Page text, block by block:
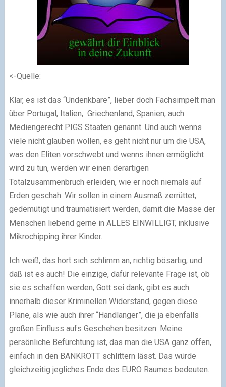
<-Quelle:
Klar, es ist das “Undenkbare”, lieber doch Fachsimpelt man
über Portugal, Italien, Griechenland, Spanien, auch
Mediengerecht PIGS Staaten genannt. Und auch wenns
viele nicht glauben wollen, es geht nicht nur um die USA,
was den Eliten vorschwebt und wenns ihnen ermöglicht
wird zu tun, werden wir einen derartigen
Totalzusammenbruch erleiden, wie er noch niemals auf
Erden geschah. Wir sollen in einem Ausmaß zerrüttet,
gedemütigt und traumatisiert werden, damit die Masse der
Menschen liebend gerne in ALLES EINWILLIGT, inklusive
Mikrochipping ihrer Kinder.
Ich weiß, das hört sich schlimm an, richtig bösartig, und
daß ist es auch! Die einzige, dafür relevante Frage ist, ob
sie es schaffen werden, Gott sei dank, gibt es auch
innerhalb dieser Kriminellen Widerstand, gegen diese
Pläne, als wie auch ihrer “Handlanger”, die ja ebenfalls
großen Einfluss aufs Geschehen besitzen. Meine
persönliche Befürchtung ist, das man die USA ganz offen,
einfach in den BANKROTT schlittern lässt. Das würde
gleichzeitig jegliches Ende des EURO Raumes bedeuten.